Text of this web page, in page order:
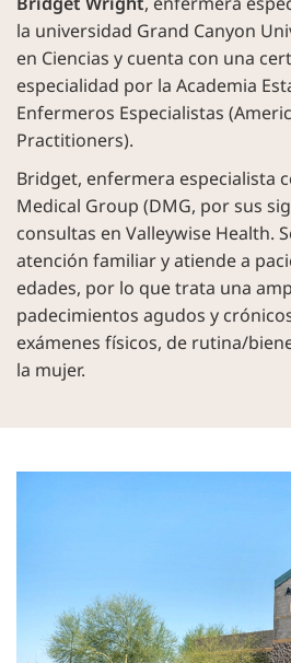
la universidad Grand Canyon
en Ciencias y cuenta con una
especialidad por la Academia
Enfermeros Especialistas
Practitioners).
Bridget, enfermera especialista
Medical Group (DMG, por sus
consultas en Valleywise Health.
atención familiar y atiende a
edades, por lo que trata una
padecimientos agudos y
exámenes físicos, de rutina/
la mujer.